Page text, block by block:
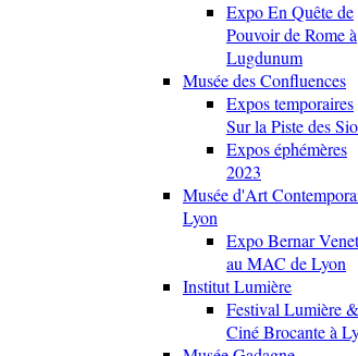
Expo En Quête de
Pouvoir de Rome à
Lugdunum
Musée des Confluences
Expos temporaires
Sur la Piste des
Expos éphémères
2023
Musée d'Art
Lyon
Expo Bernar Venet
au MAC de Lyon
Institut Lumière
Festival Lumière
Ciné Brocante à